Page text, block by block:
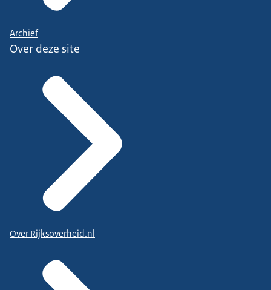
Archief
Over deze site
Over Rijksoverheid.nl